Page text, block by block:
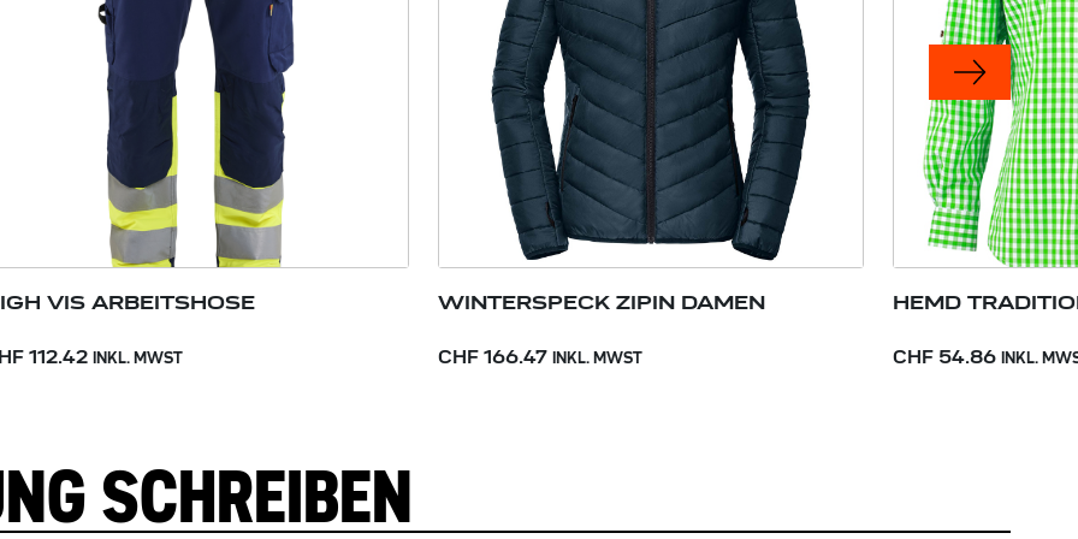
VIS ARBEITSHOSE
112.42 INKL. MWST
WINTERSPECK ZIPIN DAMEN
CHF 166.47 INKL. MWST
HEMD
CHF 54.86 INKL.
SCHREIBEN